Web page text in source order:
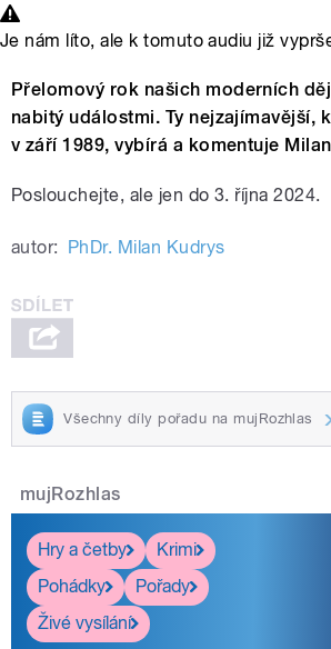
Je nám líto, ale k tomuto audiu již
Přelomový rok našich moderních
nabitý událostmi. Ty nejzajímavější,
v září 1989, vybírá a komentuje
Poslouchejte, ale jen do 3. října 2024.
autor: PhDr. Milan Kudrys
Všechny díly pořadu na mujRozhlas
mujRozhlas
Hry a četby
Krimi
Pohádky
Pořady
Živé vysílání